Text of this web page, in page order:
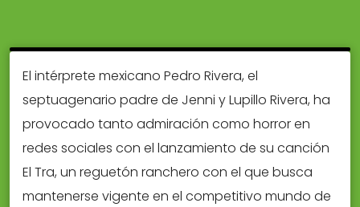
El intérprete mexicano Pedro Rivera, el
septuagenario padre de Jenni y Lupillo Rivera, ha
provocado tanto admiración como horror en
redes sociales con el lanzamiento de su canción
El Tra, un reguetón ranchero con el que busca
mantenerse vigente en el competitivo mundo de